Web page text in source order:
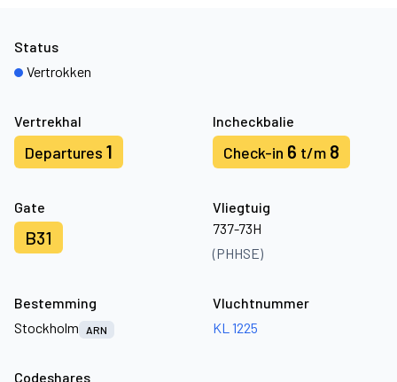
Vertrekhal
Departures 1
Incheckbalie
Check-in 6 t/m 8
Gate
B31
Vliegtuig
737-73H
(PHHSE)
Status
Vertrokken
Bestemming
Stockholm
ARN
Vluchtnummer
KL 1225
Codeshares